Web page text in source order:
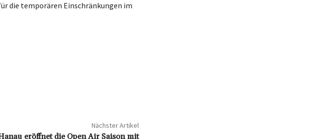
die temporären Einschränkungen im
Nächster Artikel
eröffnet die Open Air Saison mit